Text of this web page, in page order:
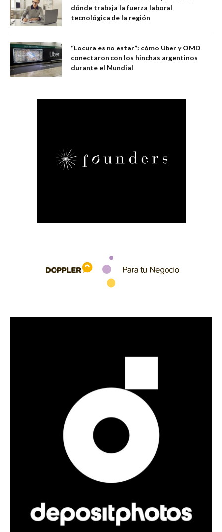
dónde trabaja la fuerza laboral
tecnológica de la región
“Locura es no estar”: cómo Uber y OMD
conectaron con los hinchas argentinos
durante el Mundial